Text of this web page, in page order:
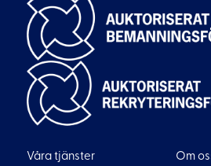
Våra tjänster Om